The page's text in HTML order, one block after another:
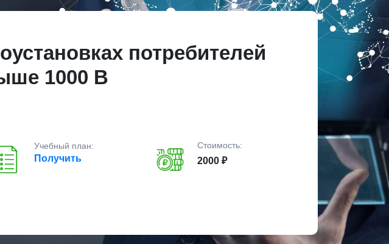
потребителей
1000 В
Учебный план:
Получить
Стоимость:
2000 ₽